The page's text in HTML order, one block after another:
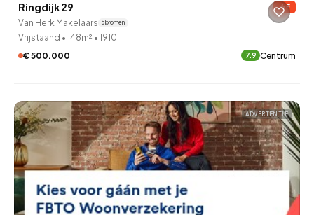
Ringdijk 29 F
Van Herk Makelaars 5 bronnen
Vrijstaand • 148m² • 1910
€ 500.000
7.9 Centrum
ADVERTENTIE